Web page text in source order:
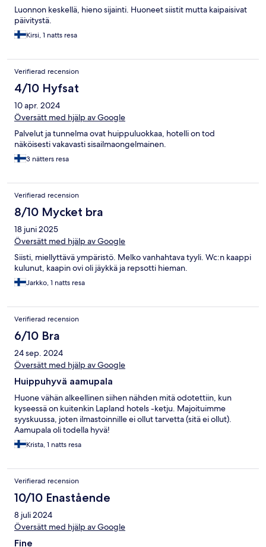
Luonnon keskellä, hieno sijainti. Huoneet siistit mutta kaipaisivat
päivitystä.
Kirsi, 1 natts resa
Verifierad recension
4/10 Hyfsat
10 apr. 2024
Översätt med hjälp av Google
Palvelut ja tunnelma ovat huippuluokkaa, hotelli on tod
näköisesti vakavasti sisailmaongelmainen.
3 nätters resa
Verifierad recension
8/10 Mycket bra
18 juni 2025
Översätt med hjälp av Google
Siisti, miellyttävä ympäristö. Melko vanhahtava tyyli. Wc:n kaappi
kulunut, kaapin ovi oli jäykkä ja repsotti hieman.
Jarkko, 1 natts resa
Verifierad recension
6/10 Bra
24 sep. 2024
Översätt med hjälp av Google
Huippuhyvä aamupala
Huone vähän alkeellinen siihen nähden mitä odotettiin, kun
kyseessä on kuitenkin Lapland hotels -ketju. Majoituimme
syyskuussa, joten ilmastoinnille ei ollut tarvetta (sitä ei ollut).
Aamupala oli todella hyvä!
Krista, 1 natts resa
Verifierad recension
10/10 Enastående
8 juli 2024
Översätt med hjälp av Google
Fine